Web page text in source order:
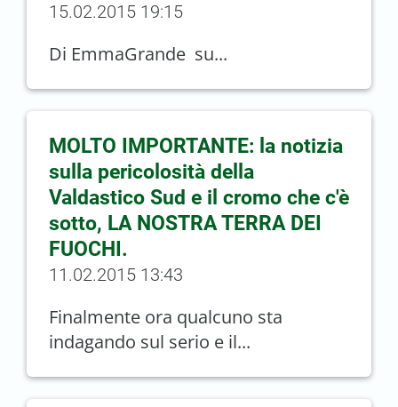
15.02.2015 19:15
Di EmmaGrande su...
MOLTO IMPORTANTE: la notizia
sulla pericolosità della
Valdastico Sud e il cromo che c'è
sotto, LA NOSTRA TERRA DEI
FUOCHI.
11.02.2015 13:43
Finalmente ora qualcuno sta
indagando sul serio e il...